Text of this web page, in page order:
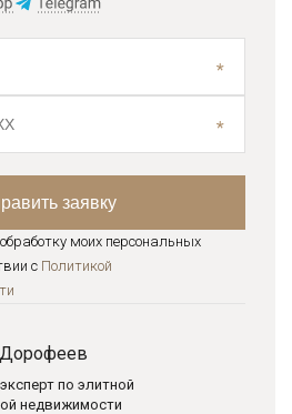
моих персональных
с Политикой
по элитной
недвижимости